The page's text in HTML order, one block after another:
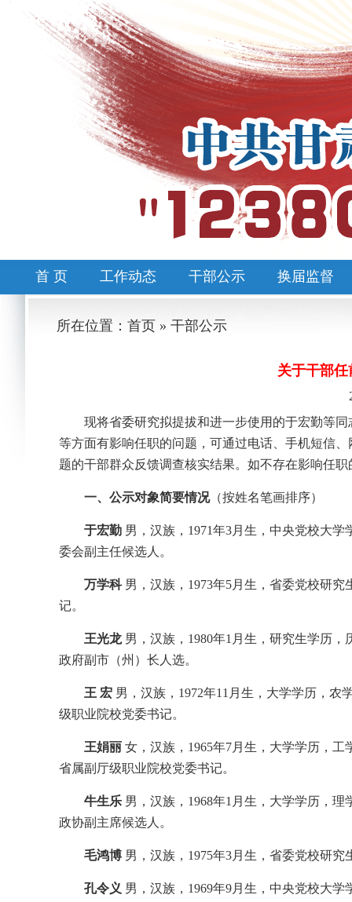
首 页 工作动态 干部公示 换届监督
所在位置：首页 » 干部公示
关于干部任
现将省委研究拟提拔和进一步使用的于宏勤等
等方面有影响任职的问题，可通过电话、手机短信
题的干部群众反馈调查核实结果。如不存在影响任
一、公示对象简要情况（按姓名笔画排序）
于宏勤 男，汉族，1971年3月生，中央党校大
委会副主任候选人。
万学科男，汉族，1973年5月生，省委党校研
记。
王光龙男，汉族，1980年1月生，研究生学历
政府副市（州）长人选。
王 宏 男，汉族，1972年11月生，大学学历，
级职业院校党委书记。
王娟丽 女，汉族，1965年7月生，大学学历，
省属副厅级职业院校党委书记。
牛生乐 男，汉族，1968年1月生，大学学历，
政协副主席候选人。
毛鸿博 男，汉族，1975年3月生，省委党校研
孔令义 男，汉族，1969年9月生，中央党校大